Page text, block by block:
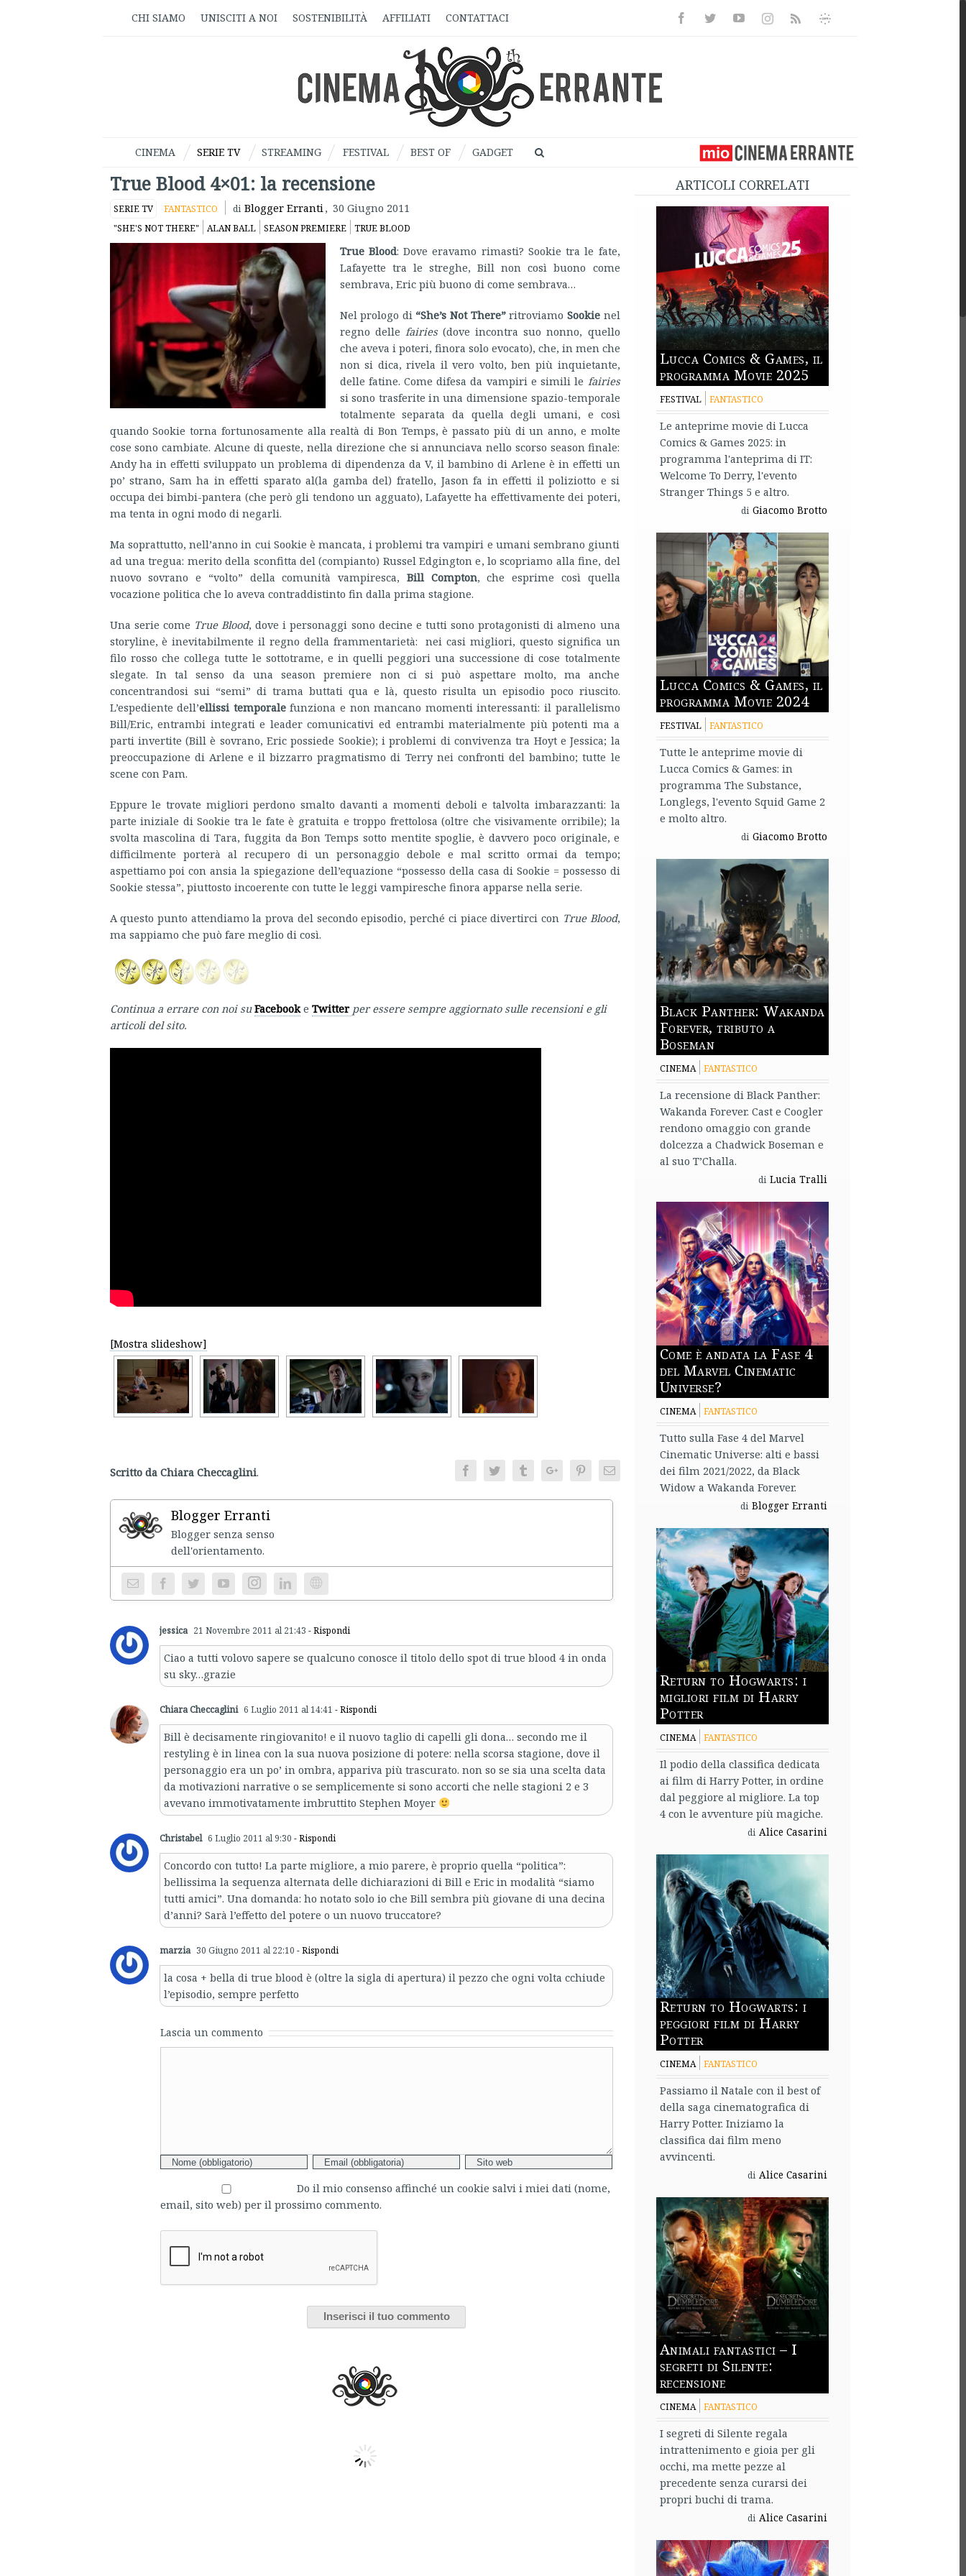
CHI SIAMO UNISCITI A NOI SOSTENIBILITÀ AFFILIATI CONTATTACI FacebookTwitterYoutubeInstagramRss
Informativa
CINEMA SERIE TV STREAMING FESTIVAL BEST OF GADGET
True Blood 4×01: la recensione
SERIE TV FANTASTICO di Blogger Erranti, 30 Giugno 2011
"SHE'S NOT THERE" ALAN BALL SEASON PREMIERE TRUE BLOOD
True Blood: Dove eravamo rimasti? Sookie tra le fate,
Lafayette tra le streghe, Bill non così buono come
sembrava, Eric più buono di come sembrava…
Nel prologo di “She’s Not There”ritroviamo Sookie nel
regno delle fairies(dove incontra suo nonno, quello
che aveva i poteri, finora solo evocato), che, in men che
non si dica, rivela il vero volto, ben più inquietante,
delle fatine. Come difesa da vampiri e simili le fairies
si sono trasferite in una dimensione spazio-temporale
totalmente separata da quella degli umani, e così
quando Sookie torna fortunosamente alla realtà di Bon Temps, è passato più di un anno, e molte
cose sono cambiate. Alcune di queste, nella direzione che si annunciava nello scorso season finale:
Andy ha in effetti sviluppato un problema di dipendenza da V, il bambino di Arlene è in effetti un
po’ strano, Sam ha in effetti sparato al(la gamba del) fratello, Jason fa in effetti il poliziotto e si
occupa dei bimbi-pantera (che però gli tendono un agguato), Lafayette ha effettivamente dei poteri,
ma tenta in ogni modo di negarli.
Ma soprattutto, nell’anno in cui Sookie è mancata, i problemi tra vampiri e umani sembrano giunti
ad una tregua: merito della sconfitta del (compianto) Russel Edgington e, lo scopriamo alla fine, del
nuovo sovrano e “volto” della comunità vampiresca, Bill Compton, che esprime così quella
vocazione politica che lo aveva contraddistinto fin dalla prima stagione.
Una serie come True Blood, dove i personaggi sono decine e tutti sono protagonisti di almeno una
storyline, è inevitabilmente il regno della frammentarietà: nei casi migliori, questo significa un
filo rosso che collega tutte le sottotrame, e in quelli peggiori una successione di cose totalmente
slegate. In tal senso da una season premiere non ci si può aspettare molto, ma anche
concentrandosi sui “semi” di trama buttati qua e là, questo risulta un episodio poco riuscito.
L’espediente dell’ellissi temporalefunziona e non mancano momenti interessanti: il parallelismo
Bill/Eric, entrambi integrati e leader comunicativi ed entrambi materialmente più potenti ma a
parti invertite (Bill è sovrano, Eric possiede Sookie); i problemi di convivenza tra Hoyt e Jessica; la
preoccupazione di Arlene e il bizzarro pragmatismo di Terry nei confronti del bambino; tutte le
scene con Pam.
Eppure le trovate migliori perdono smalto davanti a momenti deboli e talvolta imbarazzanti: la
parte iniziale di Sookie tra le fate è gratuita e troppo frettolosa (oltre che visivamente orribile); la
svolta mascolina di Tara, fuggita da Bon Temps sotto mentite spoglie, è davvero poco originale, e
difficilmente porterà al recupero di un personaggio debole e mal scritto ormai da tempo;
aspettiamo poi con ansia la spiegazione dell’equazione “possesso della casa di Sookie = possesso di
Sookie stessa”, piuttosto incoerente con tutte le leggi vampiresche finora apparse nella serie.
A questo punto attendiamo la prova del secondo episodio, perché ci piace divertirci con True Blood,
ma sappiamo che può fare meglio di così.
Continua a errare con noi su Facebook e Twitter per essere sempre aggiornato sulle recensioni e gli
articoli del sito.
[Mostra slideshow]
Scritto da Chiara Checcaglini. FacebookTwitter TumblrGoogle+PinterestEmail
Blogger Erranti
Blogger senza senso
dell'orientamento.
Instagram Website
jessica 21 Novembre 2011 al 21:43 - Rispondi
Ciao a tutti volovo sapere se qualcuno conosce il titolo dello spot di true blood 4 in onda
su sky…grazie
Chiara Checcaglini 6 Luglio 2011 al 14:41 - Rispondi
Bill è decisamente ringiovanito! e il nuovo taglio di capelli gli dona… secondo me il
restyling è in linea con la sua nuova posizione di potere: nella scorsa stagione, dove il
personaggio era un po’ in ombra, appariva più trascurato. non so se sia una scelta data
da motivazioni narrative o se semplicemente si sono accorti che nelle stagioni 2 e 3
avevano immotivatamente imbruttito Stephen Moyer
Christabel 6 Luglio 2011 al 9:30 - Rispondi
Concordo con tutto! La parte migliore, a mio parere, è proprio quella “politica”:
bellissima la sequenza alternata delle dichiarazioni di Bill e Eric in modalità “siamo
tutti amici”. Una domanda: ho notato solo io che Bill sembra più giovane di una decina
d’anni? Sarà l’effetto del potere o un nuovo truccatore?
marzia 30 Giugno 2011 al 22:10 - Rispondi
la cosa + bella di true blood è (oltre la sigla di apertura) il pezzo che ogni volta cchiude
l’episodio, sempre perfetto
Lascia un commento
Do il mio consenso affinché un cookie salvi i miei dati (nome,
email, sito web) per il prossimo commento.
ARTICOLI CORRELATI
Lucca Comics & Games, il
programma Movie 2025
FESTIVAL FANTASTICO
Le anteprime movie di Lucca
Comics & Games 2025: in
programma l'anteprima di IT:
Welcome To Derry, l'evento
Stranger Things 5 e altro.
di Giacomo Brotto
Lucca Comics & Games, il
programma Movie 2024
FESTIVAL FANTASTICO
Tutte le anteprime movie di
Lucca Comics & Games: in
programma The Substance,
Longlegs, l'evento Squid Game 2
e molto altro.
di Giacomo Brotto
Black Panther: Wakanda
Forever, tributo a
Boseman
CINEMA FANTASTICO
La recensione di Black Panther:
Wakanda Forever. Cast e Coogler
rendono omaggio con grande
dolcezza a Chadwick Boseman e
al suo T’Challa.
di Lucia Tralli
Come è andata la Fase 4
del Marvel Cinematic
Universe?
CINEMA FANTASTICO
Tutto sulla Fase 4 del Marvel
Cinematic Universe: alti e bassi
dei film 2021/2022, da Black
Widow a Wakanda Forever.
di Blogger Erranti
Return to Hogwarts: i
migliori film di Harry
Potter
CINEMA FANTASTICO
Il podio della classifica dedicata
ai film di Harry Potter, in ordine
dal peggiore al migliore. La top
4 con le avventure più magiche.
di Alice Casarini
Return to Hogwarts: i
peggiori film di Harry
Potter
CINEMA FANTASTICO
Passiamo il Natale con il best of
della saga cinematografica di
Harry Potter. Iniziamo la
classifica dai film meno
avvincenti.
di Alice Casarini
Animali fantastici – I
segreti di Silente:
recensione
CINEMA FANTASTICO
I segreti di Silente regala
intrattenimento e gioia per gli
occhi, ma mette pezze al
precedente senza curarsi dei
propri buchi di trama.
di Alice Casarini